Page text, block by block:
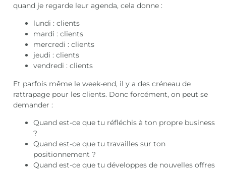
quand je regarde leur agenda, cela donne :
lundi : clients
mardi : clients
mercredi : clients
jeudi : clients
vendredi : clients
Et parfois même le week-end, il y a des créneau de
rattrapage pour les clients. Donc forcément, on peut se
demander :
Quand est-ce que tu réfléchis à ton propre business
?
Quand est-ce que tu travailles sur ton
positionnement ?
Quand est-ce que tu développes de nouvelles offres